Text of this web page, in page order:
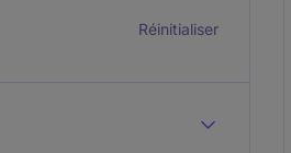
Réinitialiser